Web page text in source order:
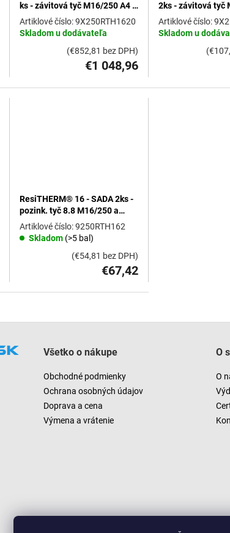
ks - závitová tyč M16/250 A4 a
spojovací závit M12x70 A4
Skladom u dodávateľa
9X250RTH1620
€1 048,96
(€852,81 bez DPH)
2ks - závitová tyč
a spojovací závit
Skladom u
ResiTHERM® 16 - SADA 2ks -
pozink. tyč 8.8 M16/250 a
spojovací závit M12x70 A4
Skladom (>5 bal)
9250RTH162
€67,42
(€54,81 bez DPH)
v
d
c
i
e
r
s
Všetko o nákupe
Obchodné podmienky
Ochrana osobných údajov
Doprava a cena
Výmena a vrátenie
O
O